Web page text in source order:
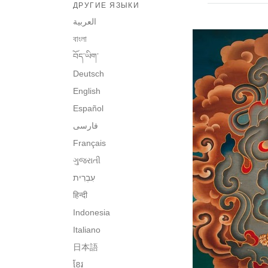
ДРУГИЕ ЯЗЫКИ
العربية
বাংলা
བོད་ཡིག་
Deutsch
English
Español
فارسی
Français
ગુજરાતી
हिन्दी
Indonesia
Italiano
日本語
ខ្មែរ